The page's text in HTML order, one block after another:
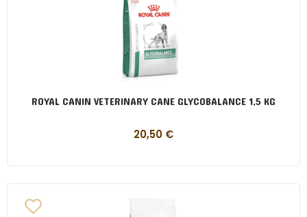
ROYAL CANIN VETERINARY CANE GLYCOBALANCE 1,5 KG
20,50 €